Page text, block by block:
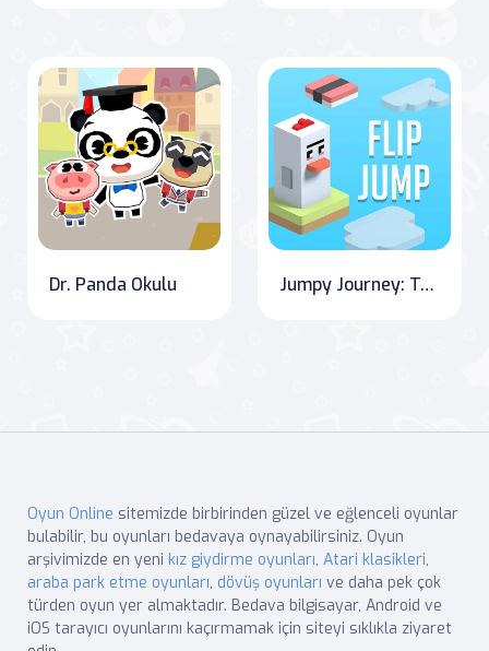
Dr. Panda Okulu Jumpy Journey: Tap and Leap Your Way to Success!
Oyun Online sitemizde birbirinden güzel ve eğlenceli oyunlar
bulabilir, bu oyunları bedavaya oynayabilirsiniz. Oyun
arşivimizde en yeni kız giydirme oyunları, Atari klasikleri,
araba park etme oyunları, dövüş oyunları ve daha pek çok
türden oyun yer almaktadır. Bedava bilgisayar, Android ve
iOS tarayıcı oyunlarını kaçırmamak için siteyi sıklıkla ziyaret